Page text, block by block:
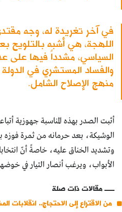
في آخر تغريدة له، وجه
اللهجة، هي أشبه بالتلويح
السياسي، مشدداً فيها على
والفساد المستشري في
منهج الإصلاح الشامل.
أثبت الصدر بهذه المناسبة جهوزية
الوشيكة، بعد حرمانه من ثمرة فوزه
وتشديد الخناق عليه، خاصةً أنّ
الأبواب، ويرغب أنصار التيار في
مقالات ذات صلة
من الاقتراع إلى الاحتجاج.. انقلابات